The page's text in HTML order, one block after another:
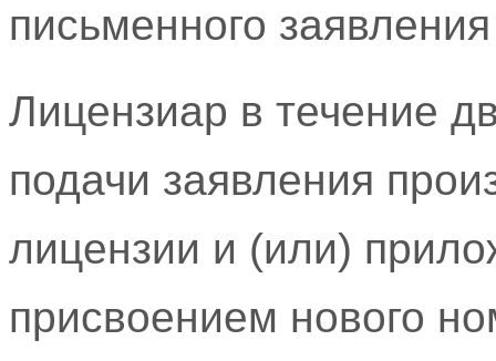
письменного
Лицензиар в течение
подачи заявления
лицензии и (или)
присвоением нового